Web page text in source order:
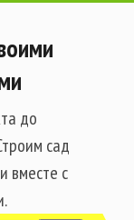
до
сад
вместе с